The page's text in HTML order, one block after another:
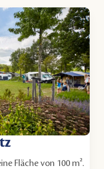
Fläche von 100 m².